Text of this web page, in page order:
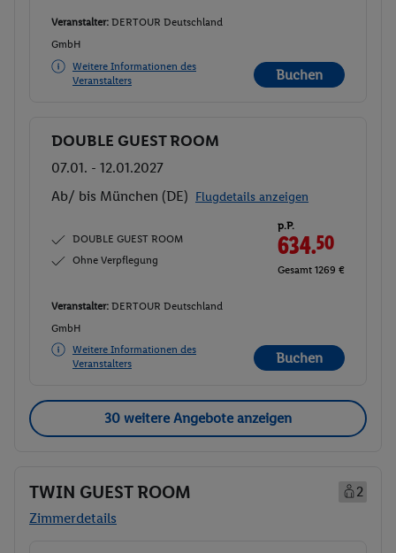
Veranstalter: DERTOUR Deutschland
GmbH
Weitere Informationen des
Veranstalters
Buchen
Buchen
DOUBLE GUEST ROOM
07.01. - 12.01.2027
Ab/ bis München (DE) Flugdetails anzeigen
DOUBLE GUEST ROOM
Ohne Verpflegung
p.P.
634.50
Gesamt 1269 €
Veranstalter: DERTOUR Deutschland
GmbH
Weitere Informationen des
Veranstalters
Buchen
30 weitere Angebote anzeigen
TWIN GUEST ROOM
2
Zimmerdetails